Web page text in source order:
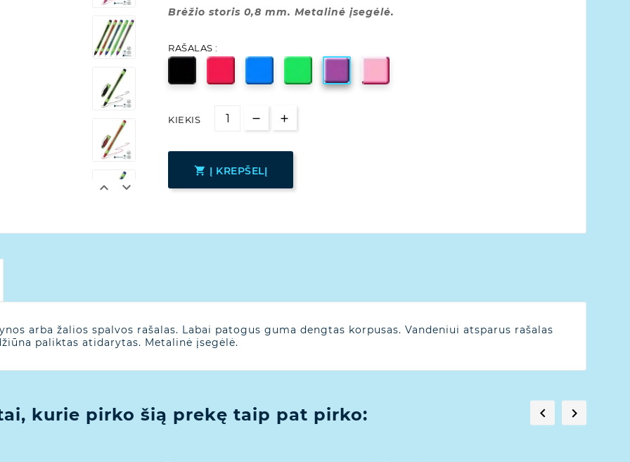
 
Brėžio storis 0,8 mm. Metalinė įsegėlė.
RAŠALAS :
KIEKIS
 Į KREPŠELĮ
arba žalios spalvos rašalas. Labai patogus guma dengtas korpusas. Vandeniui atsparus rašalas
paliktas atidarytas. Metalinė įsegėlė.
kurie pirko šią prekę taip pat pirko:  